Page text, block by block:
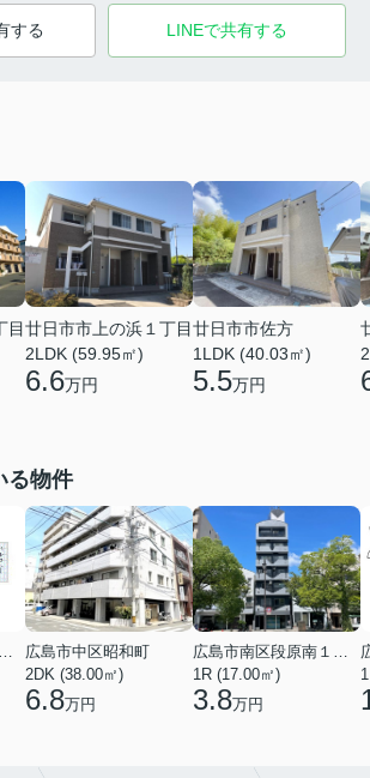
する LINEで共有する
目廿日市市上の浜１丁目
2LDK (59.95㎡)
6.6万円
廿日市市佐方
1LDK (40.03㎡)
5.5万円
る物件
広島市中区昭和町
2DK (38.00㎡)
6.8万円
1R (17.00㎡)
3.8万円